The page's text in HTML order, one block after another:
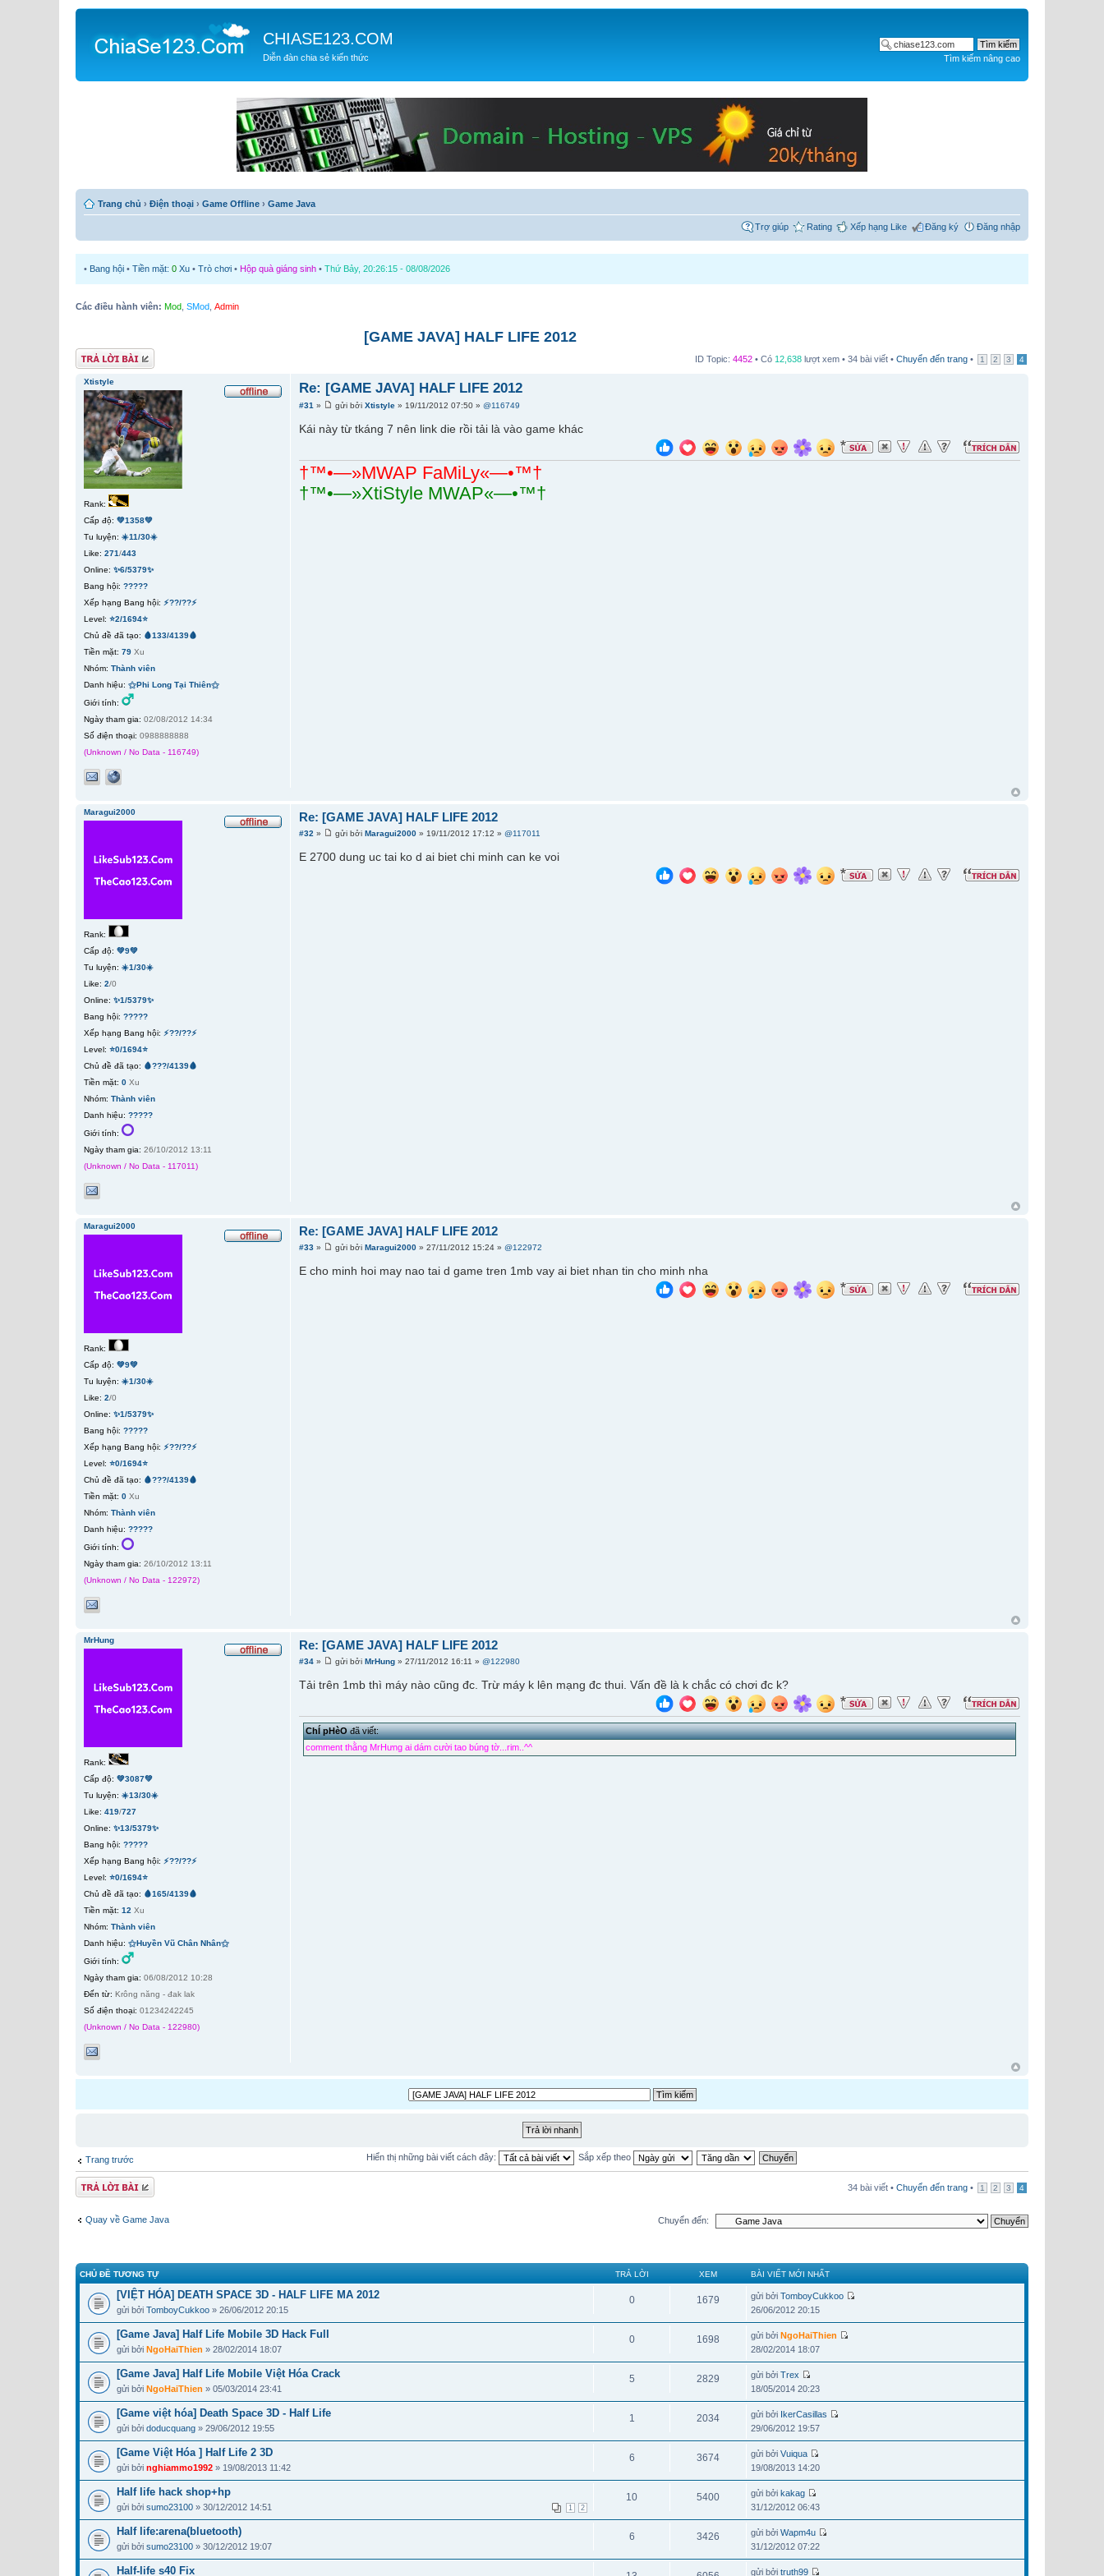
CHIASE123.COM
Diễn đàn chia sẻ kiến thức Tìm kiếm nâng cao
Trang chủ › Điện thoại › Game Offline › Game Java
Trợ giúp Rating Xếp hạng Like Đăng ký Đăng nhập
• Bang hội • Tiền mặt: 0 Xu • Trò chơi • Hộp quà giáng sinh • Thứ Bảy, 20:26:15 - 08/08/2026
Các điều hành viên: Mod SMod Admin
[GAME JAVA] HALF LIFE 2012
Gửi bài trả lời ID Topic: 4452 • Có 12,638 lượt xem • 34 bài viết • Chuyển đến trang • 1 2 3 4
Re: [GAME JAVA] HALF LIFE 2012
#31 » gửi bởiXtistyle » 19/11/2012 07:50 »@116749
Kái này từ tkáng 7 nên link die rồi tải là vào game khác
†™•—»MWAP FaMiLy«—•™†
†™•—»XtiStyle MWAP«—•™†
Xtistyle
Rank:
Cấp độ: 💚1358💚
Tu luyện: ☀️11/30☀️
Like: 271/443
Online: ✨6/5379✨
Bang hội: ?????
Xếp hạng Bang hội: ⚡??/??⚡
Level: ⭐2/1694⭐
Chủ đề đã tạo: 🩸133/4139🩸
Tiền mặt: 79 Xu
Nhóm: Thành viên
Danh hiệu: ⚝Phi Long Tại Thiên⚝
Giới tính:
Ngày tham gia: 02/08/2012 14:34
Số điện thoại: 0988888888
(Unknown / No Data - 116749)
Re: [GAME JAVA] HALF LIFE 2012
#32 » gửi bởiMaragui2000 » 19/11/2012 17:12 »@117011
E 2700 dung uc tai ko d ai biet chi minh can ke voi
Maragui2000
Rank:
Cấp độ: 💚9💚
Tu luyện: ☀️1/30☀️
Like: 2/0
Online: ✨1/5379✨
Bang hội: ?????
Xếp hạng Bang hội: ⚡??/??⚡
Level: ⭐0/1694⭐
Chủ đề đã tạo: 🩸???/4139🩸
Tiền mặt: 0 Xu
Nhóm: Thành viên
Danh hiệu: ?????
Giới tính:
Ngày tham gia: 26/10/2012 13:11
(Unknown / No Data - 117011)
Re: [GAME JAVA] HALF LIFE 2012
#33 » gửi bởiMaragui2000 » 27/11/2012 15:24 »@122972
E cho minh hoi may nao tai d game tren 1mb vay ai biet nhan tin cho minh nha
Maragui2000
Rank:
Cấp độ: 💚9💚
Tu luyện: ☀️1/30☀️
Like: 2/0
Online: ✨1/5379✨
Bang hội: ?????
Xếp hạng Bang hội: ⚡??/??⚡
Level: ⭐0/1694⭐
Chủ đề đã tạo: 🩸???/4139🩸
Tiền mặt: 0 Xu
Nhóm: Thành viên
Danh hiệu: ?????
Giới tính:
Ngày tham gia: 26/10/2012 13:11
(Unknown / No Data - 122972)
Re: [GAME JAVA] HALF LIFE 2012
#34 » gửi bởiMrHung » 27/11/2012 16:11 »@122980
Tải trên 1mb thì máy nào cũng đc. Trừ máy k lên mạng đc thui. Vấn đề là k chắc có chơi đc k?
ChÍ pHèOđã viết:
comment thằng MrHưng ai dám cười tao búng tờ...rim..^^
MrHung
Rank:
Cấp độ: 💚3087💚
Tu luyện: ☀️13/30☀️
Like: 419/727
Online: ✨13/5379✨
Bang hội: ?????
Xếp hạng Bang hội: ⚡??/??⚡
Level: ⭐0/1694⭐
Chủ đề đã tạo: 🩸165/4139🩸
Tiền mặt: 12 Xu
Nhóm: Thành viên
Danh hiệu: ⚝Huyền Vũ Chân Nhân⚝
Giới tính:
Ngày tham gia: 06/08/2012 10:28
Đến từ: Krông năng - đak lak
Số điện thoại: 01234242245
(Unknown / No Data - 122980)
Trang trước Hiển thị những bài viết cách đây: Sắp xếp theo
Gửi bài trả lời 34 bài viết • Chuyển đến trang • 1 2 3 4
Quay về Game Java Chuyển đến:
CHỦ ĐỀ TƯƠNG TỰ TRẢ LỜI XEM BÀI VIẾT MỚI NHẤT
[VIỆT HÓA] DEATH SPACE 3D - HALF LIFE MA 2012
gửi bởi TomboyCukkoo » 26/06/2012 20:15
0 1679 gửi bởi TomboyCukkoo
26/06/2012 20:15
[Game Java] Half Life Mobile 3D Hack Full
gửi bởi NgoHaiThien » 28/02/2014 18:07
0 1698 gửi bởi NgoHaiThien
28/02/2014 18:07
[Game Java] Half Life Mobile Việt Hóa Crack
gửi bởi NgoHaiThien » 05/03/2014 23:41
5 2829 gửi bởi Trex
18/05/2014 20:23
[Game việt hóa] Death Space 3D - Half Life
gửi bởi doducquang » 29/06/2012 19:55
1 2034 gửi bởi IkerCasillas
29/06/2012 19:57
[Game Việt Hóa ] Half Life 2 3D
gửi bởi nghiammo1992 » 19/08/2013 11:42
6 3674 gửi bởi Vuiqua
19/08/2013 14:20
Half life hack shop+hp
1 2
gửi bởi sumo23100 » 30/12/2012 14:51
10 5400 gửi bởi kakag
31/12/2012 06:43
Half life:arena(bluetooth)
gửi bởi sumo23100 » 30/12/2012 19:07
6 3426 gửi bởi Wapm4u
31/12/2012 07:22
Half-life s40 Fix gửi bởi truth99